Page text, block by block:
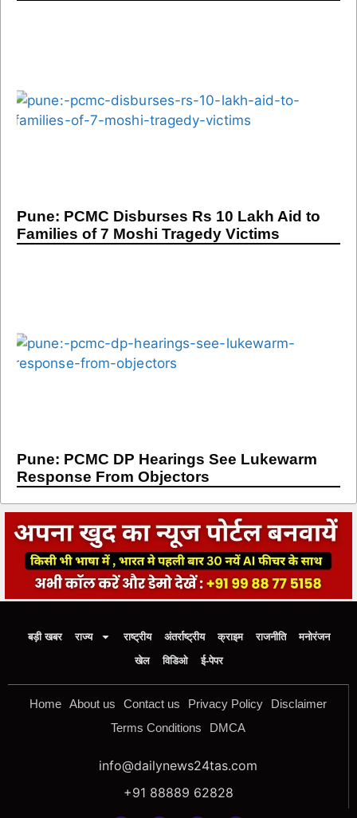
Pune: PCMC Disburses Rs 10 Lakh Aid to
Families of 7 Moshi Tragedy Victims
Pune: PCMC DP Hearings See Lukewarm
Response From Objectors
बड़ी खबर राज्य राष्ट्रीय अंतर्राष्ट्रीय क्राइम राजनीति
मनोरंजन
खेल
विडिओ ई-पेपर
Home About us Contact us Privacy Policy
Disclaimer
Terms Conditions
DMCA
info@dailynews24tas.com
+91 88889 62828